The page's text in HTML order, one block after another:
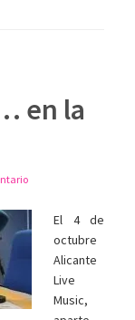
en la
El 4 de
octubre
Alicante
Live
Music,